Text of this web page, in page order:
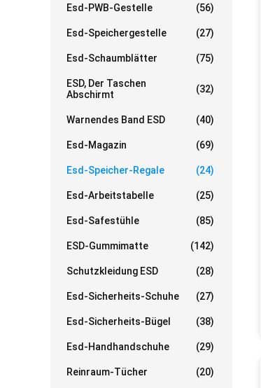
Esd-PWB-Gestelle (56)
Esd-Speichergestelle (27)
Esd-Schaumblätter (75)
ESD, Der Taschen
Abschirmt
(32)
Warnendes Band ESD (40)
Esd-Magazin (69)
Esd-Speicher-Regale (24)
Esd-Arbeitstabelle (25)
Esd-Safestühle (85)
ESD-Gummimatte (142)
Schutzkleidung ESD (28)
Esd-Sicherheits-Schuhe (27)
Esd-Sicherheits-Bügel (38)
Esd-Handhandschuhe (29)
Reinraum-Tücher (20)